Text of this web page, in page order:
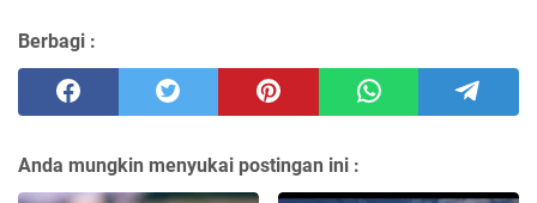
Berbagi :
Anda mungkin menyukai postingan ini :